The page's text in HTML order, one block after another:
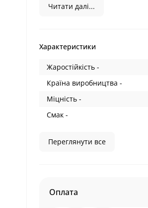
Читати далі...
Характеристики
Жаростійкість -
Країна виробництва -
Міцність -
Смак -
Переглянути все
Оплата